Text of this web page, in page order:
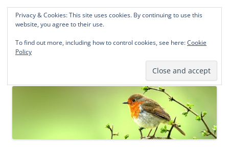
Norddeutsche Genealogien
Michael Kohlhaas und Jens Kirchhoff
springen
Privacy & Cookies: This site uses cookies. By continuing to use this
website, you agree to their use.
To find out more, including how to control cookies, see here:Cookie
Policy